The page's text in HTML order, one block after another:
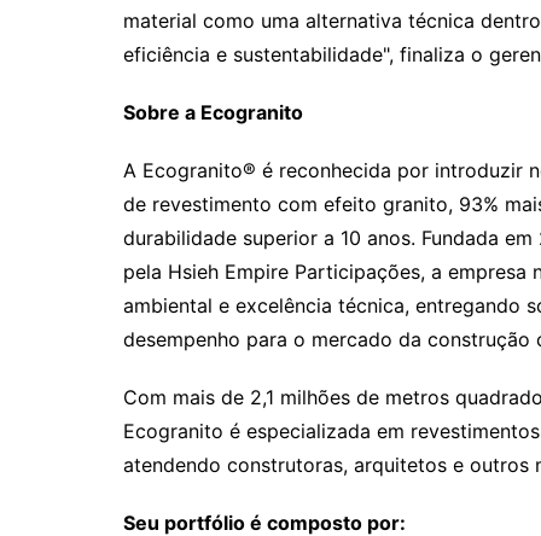
material como uma alternativa técnica
eficiência e sustentabilidade", finaliza o
Sobre a Ecogranito
A Ecogranito® é reconhecida por introduzir
de revestimento com efeito granito, 93%
durabilidade superior a 10 anos. Fundada
pela Hsieh Empire Participações, a
ambiental e excelência técnica, entregando
desempenho para o mercado da construção
Com mais de 2,1 milhões de metros
Ecogranito é especializada em
atendendo construtoras, arquitetos e outros
Seu portfólio é composto por: